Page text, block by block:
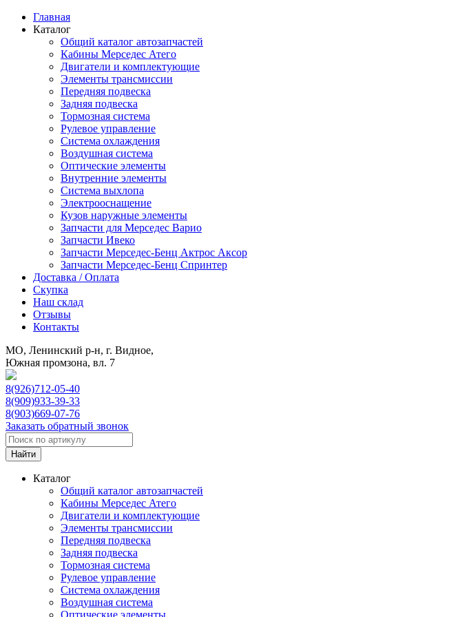
Главная
Каталог
Общий каталог автозапчастей
Кабины Мерседес Атего
Двигатели и комплектующие
Элементы трансмиссии
Передняя подвеска
Задняя подвеска
Тормозная сиcтема
Рулевое управление
Система охлаждения
Воздушная система
Оптические элементы
Внутренние элементы
Система выхлопа
Электрооснащение
Кузов наружные элементы
Запчасти для Мерседес Варио
Запчасти Ивеко
Запчасти Мерседес-Бенц Актрос Аксор
Запчасти Мерседес-Бенц Спринтер
Доставка / Оплата
Скупка
Наш склад
Отзывы
Контакты
МО, Ленинский р-н, г. Видное,
Южная промзона, вл. 7
8(926)712-05-40
8(909)933-39-33
8(903)669-07-76
Заказать обратный звонок
Каталог
Общий каталог автозапчастей
Кабины Мерседес Атего
Двигатели и комплектующие
Элементы трансмиссии
Передняя подвеска
Задняя подвеска
Тормозная сиcтема
Рулевое управление
Система охлаждения
Воздушная система
Оптические элементы